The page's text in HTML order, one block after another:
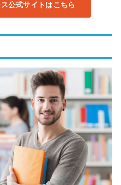
公式サイトはこちら